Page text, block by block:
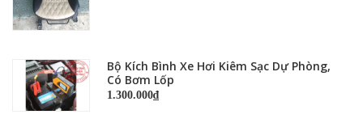
Bộ Kích Bình Xe Hơi Kiêm Sạc Dự Phòng,
Có Bơm Lốp
1.300.000₫